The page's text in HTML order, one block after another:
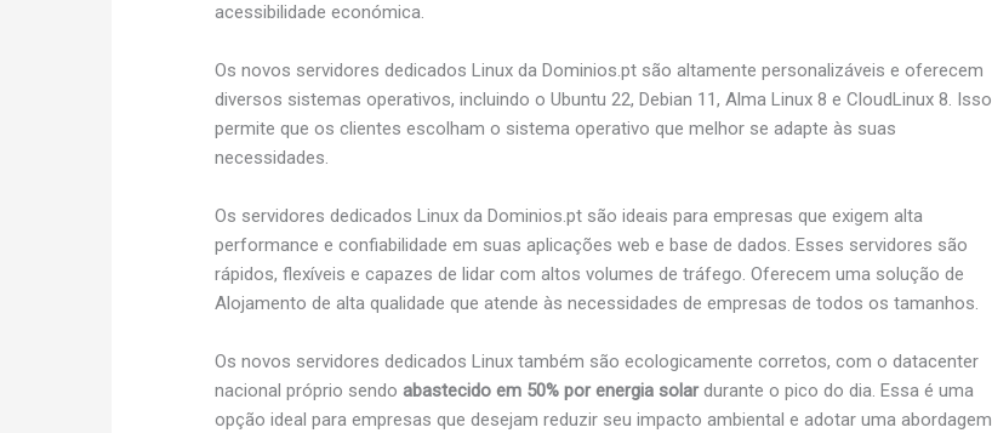
acessibilidade económica.
Os novos servidores dedicados Linux da Dominios.pt são altamente personalizáveis e oferecem
diversos sistemas operativos, incluindo o Ubuntu 22, Debian 11, Alma Linux 8 e CloudLinux 8. Isso
permite que os clientes escolham o sistema operativo que melhor se adapte às suas
necessidades.
Os servidores dedicados Linux da Dominios.pt são ideais para empresas que exigem alta
performance e confiabilidade em suas aplicações web e base de dados. Esses servidores são
rápidos, flexíveis e capazes de lidar com altos volumes de tráfego. Oferecem uma solução de
Alojamento de alta qualidade que atende às necessidades de empresas de todos os tamanhos.
Os novos servidores dedicados Linux também são ecologicamente corretos, com o datacenter
nacional próprio sendoabastecido em 50% por energia solardurante o pico do dia. Essa é uma
opção ideal para empresas que desejam reduzir seu impacto ambiental e adotar uma abordagem